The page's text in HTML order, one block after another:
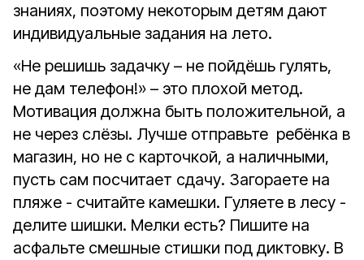
знаниях, поэтому некоторым детям дают
индивидуальные задания на лето.
«Не решишь задачку – не пойдёшь гулять,
не дам телефон!» – это плохой метод.
Мотивация должна быть положительной, а
не через слёзы. Лучше отправьте ребёнка в
магазин, но не с карточкой, а наличными,
пусть сам посчитает сдачу. Загораете на
пляже - считайте камешки. Гуляете в лесу -
делите шишки. Мелки есть? Пишите на
асфальте смешные стишки под диктовку. В